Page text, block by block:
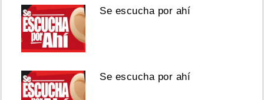
Se escucha por ahí
Se escucha por ahí